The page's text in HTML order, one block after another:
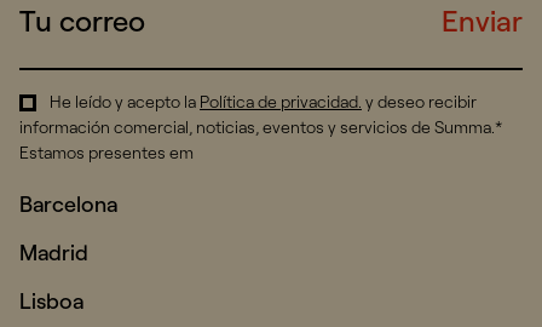
Enviar
He leído y acepto la Política de privacidad. y deseo recibir
información comercial, noticias, eventos y servicios de Summa.*
Estamos presentes em
Barcelona
Madrid
Lisboa